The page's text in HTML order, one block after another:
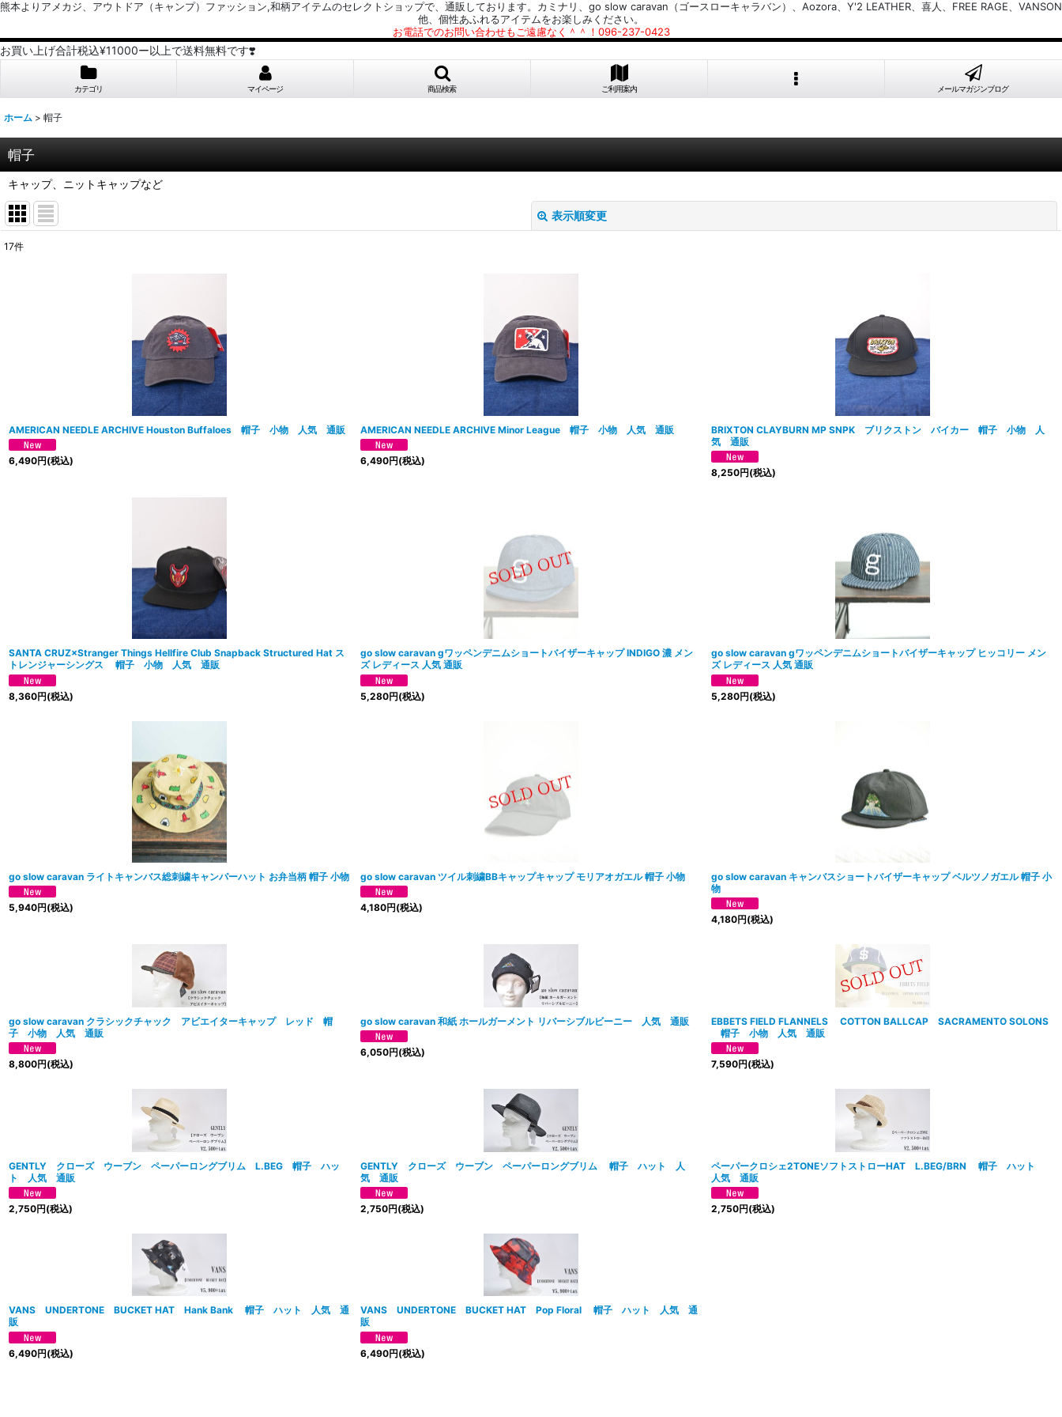
熊本よりアメカジ、アウトドア（キャンプ）ファッション,和柄アイテムのセレクトショップで、通販しております。カミナリ、go slow caravan（ゴースローキャラバン）、Aozora、Y'2 LEATHER、喜人、FREE RAGE、VANSON
他、個性あふれるアイテムをお楽しみください。
お電話でのお問い合わせもご遠慮なく＾＾！096-237-0423
お買い上げ合計税込¥11000ー以上で送料無料です❣️
カテゴリ マイページ 商品検索 ご利用案内 メールマガジンブログ
ホーム > 帽子
帽子
キャップ、ニットキャップなど
表示順変更
絞り込む
17件
AMERICAN NEEDLE ARCHIVE Houston Buffaloes 帽子 小物 人気 通販
6,490円(税込)
AMERICAN NEEDLE ARCHIVE Minor League 帽子 小物 人気 通販
6,490円(税込)
BRIXTON CLAYBURN MP SNPK ブリクストン バイカー 帽子 小物 人
気 通販
8,250円(税込)
SANTA CRUZ×Stranger Things Hellfire Club Snapback Structured Hat ス
トレンジャーシングス 帽子 小物 人気 通販
8,360円(税込)
go slow caravan gワッペンデニムショートバイザーキャップ INDIGO 濃 メン
ズ レディース 人気 通販
5,280円(税込)
go slow caravan gワッペンデニムショートバイザーキャップ ヒッコリー メン
ズ レディース 人気 通販
5,280円(税込)
go slow caravan ライトキャンバス総刺繍キャンパーハット お弁当柄 帽子 小物
5,940円(税込)
go slow caravan ツイル刺繍BBキャップキャップ モリアオガエル 帽子 小物
4,180円(税込)
go slow caravan キャンバスショートバイザーキャップ ベルツノガエル 帽子 小
物
4,180円(税込)
go slow caravan クラシックチャック アビエイターキャップ レッド 帽
子 小物 人気 通販
8,800円(税込)
go slow caravan 和紙 ホールガーメント リバーシブルビーニー 人気 通販
6,050円(税込)
EBBETS FIELD FLANNELS COTTON BALLCAP SACRAMENTO SOLONS
帽子 小物 人気 通販
7,590円(税込)
GENTLY クローズ ウーブン ペーパーロングブリム L.BEG 帽子 ハッ
ト 人気 通販
2,750円(税込)
GENTLY クローズ ウーブン ペーパーロングブリム 帽子 ハット 人
気 通販
2,750円(税込)
ペーパークロシェ2TONEソフトストローHAT L.BEG/BRN 帽子 ハット
人気 通販
2,750円(税込)
VANS UNDERTONE BUCKET HAT Hank Bank 帽子 ハット 人気 通
販
6,490円(税込)
VANS UNDERTONE BUCKET HAT Pop Floral 帽子 ハット 人気 通
販
6,490円(税込)